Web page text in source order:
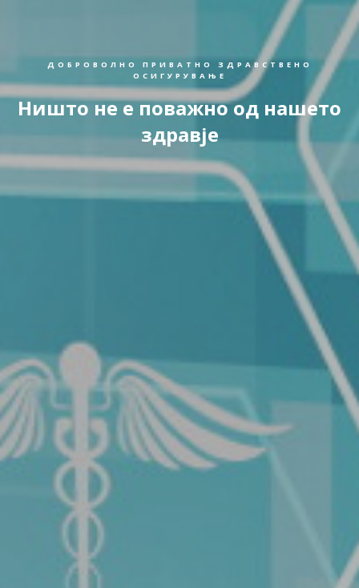
ДОБРОВОЛНО ПРИВАТНО ЗДРАВСТВЕНО
ОСИГУРУВАЊЕ
Ништо не е поважно од нашето
здравје